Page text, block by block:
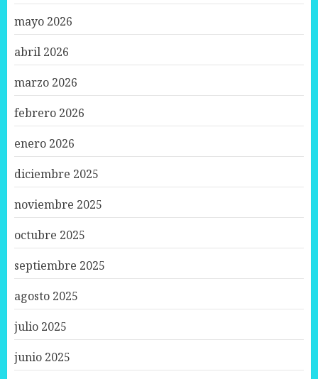
mayo 2026
abril 2026
marzo 2026
febrero 2026
enero 2026
diciembre 2025
noviembre 2025
octubre 2025
septiembre 2025
agosto 2025
julio 2025
junio 2025